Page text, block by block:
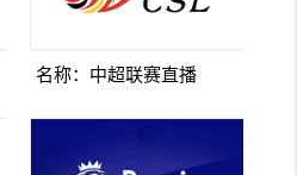
名称：中超联赛直播